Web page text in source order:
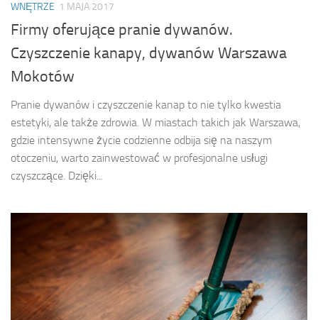
WNĘTRZE 1 MAJA 2017
Firmy oferujące pranie dywanów.
Czyszczenie kanapy, dywanów Warszawa
Mokotów
Pranie dywanów i czyszczenie kanap to nie tylko kwestia
estetyki, ale także zdrowia. W miastach takich jak Warszawa,
gdzie intensywne życie codzienne odbija się na naszym
otoczeniu, warto zainwestować w profesjonalne usługi
czyszczące. Dzięki...